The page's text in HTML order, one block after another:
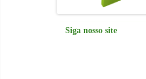
Siga nosso site